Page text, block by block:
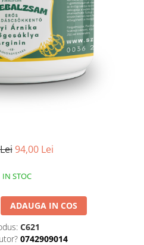
94,00 Lei
IN STOC
ADAUGA IN COS
C621
0742909014